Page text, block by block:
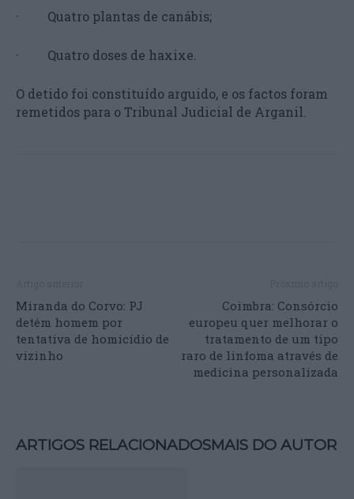
· Quatro plantas de canábis;
· Quatro doses de haxixe.
O detido foi constituído arguido, e os factos foram
remetidos para o Tribunal Judicial de Arganil.
Miranda do Corvo: PJ
detém homem por
tentativa de homicídio de
vizinho
Coimbra: Consórcio
europeu quer melhorar o
tratamento de um tipo
raro de linfoma através de
medicina personalizada
ARTIGOS RELACIONADOSMAIS DO AUTOR